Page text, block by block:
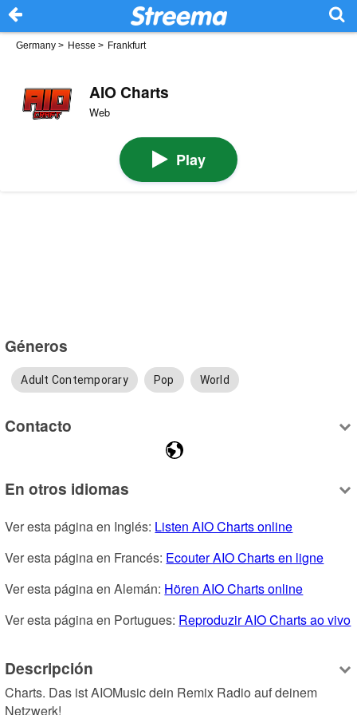
Germany > Hesse > Frankfurt
AIO Charts
Web
Play
Géneros
Adult Contemporary Pop World
Contacto
En otros idiomas
Ver esta página en Inglés: Listen AIO Charts online
Ver esta página en Francés: Ecouter AIO Charts en ligne
Ver esta página en Alemán: Hören AIO Charts online
Ver esta página en Portugues: Reproduzir AIO Charts ao vivo
Descripción
Charts. Das ist AIOMusic dein Remix Radio auf deinem
Netzwerk!